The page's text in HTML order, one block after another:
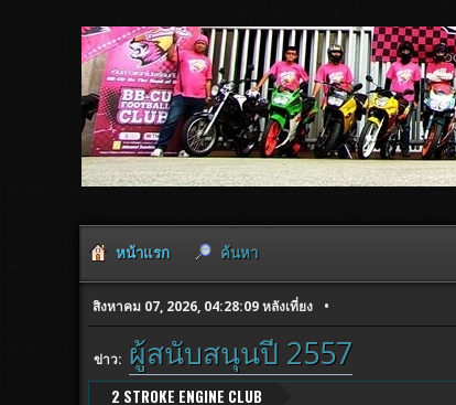
หน้าแรก ค้นหา
สิงหาคม 07, 2026, 04:28:09 หลังเที่ยง
ข่าว: ผู้สนับสนุนปี 2557
2 STROKE ENGINE CLUB